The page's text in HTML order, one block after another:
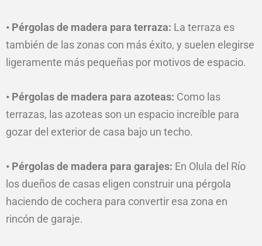
• Pérgolas de madera para terraza: La terraza es
también de las zonas con más éxito, y suelen elegirse
ligeramente más pequeñas por motivos de espacio.
• Pérgolas de madera para azoteas: Como las
terrazas, las azoteas son un espacio increíble para
gozar del exterior de casa bajo un techo.
• Pérgolas de madera para garajes: En Olula del Río
los dueños de casas eligen construir una pérgola
haciendo de cochera para convertir esa zona en
rincón de garaje.